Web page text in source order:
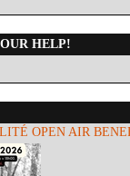
HELP!
OPEN AIR